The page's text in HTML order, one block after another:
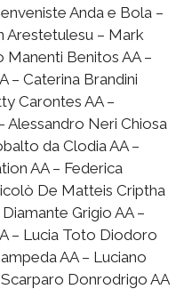
Anda e Bola –
Arestetulesu – Mark
Manenti Benitos AA –
– Caterina Brandini
Carontes AA –
Alessandro Neri Chiosa
da Clodia AA –
AA – Federica
De Matteis Criptha
Grigio AA –
– Lucia Toto Diodoro
AA – Luciano
Donrodrigo AA